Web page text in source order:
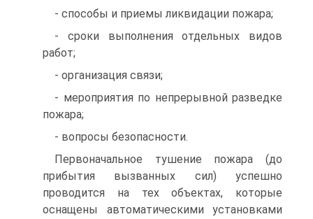
- способы и приемы ликвидации пожара;
- сроки выполнения отдельных видов
работ;
- организация связи;
- мероприятия по непрерывной разведке
пожара;
- вопросы безопасности.
Первоначальное тушение пожара (до
прибытия вызванных сил) успешно
проводится на тех объектах, которые
оснащены автоматическими установками